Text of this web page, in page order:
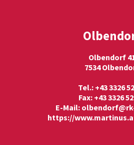
Olbendorf
7534
Tel.: +43 3326
Fax: +43 3326
E-Mail:
https://